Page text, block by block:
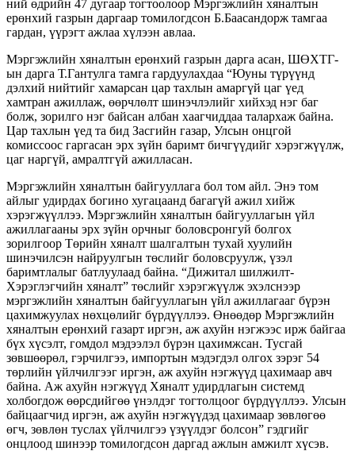
ний өдрийн 47 дугаар тогтоолоор Мэргэжлийн хяналтын
ерөнхий газрын даргаар томилогдсон Б.Баасандорж тамгаа
гардан, үүрэгт ажлаа хүлээн авлаа.
Мэргэжлийн хяналтын ерөнхий газрын дарга асан, ШӨХТГ-
ын дарга Т.Гантулга тамга гардуулахдаа “Юуны түрүүнд
дэлхий нийтийг хамарсан цар тахлын амаргүй цаг үед
хамтран ажиллаж, өөрчлөлт шинэчлэлийг хийхэд нэг баг
болж, зорилго нэг байсан албан хаагчиддаа талархаж байна.
Цар тахлын үед та бид Засгийн газар, Улсын онцгой
комиссоос гаргасан эрх зүйн баримт бичгүүдийг хэрэгжүүлж,
цаг наргүй, амралтгүй ажилласан.
Мэргэжлийн хяналтын байгууллага бол том айл. Энэ том
айлыг удирдах богино хугацаанд багагүй ажил хийж
хэрэгжүүллээ. Мэргэжлийн хяналтын байгууллагын үйл
ажиллагааны эрх зүйн орчныг боловсронгуй болгох
зорилгоор Төрийн хяналт шалгалтын тухай хуулийн
шинэчилсэн найруулгын төслийг боловсруулж, үзэл
баримтлалыг батлуулаад байна. “Дижитал шилжилт-
Хэрэглэгчийн хяналт” төслийг хэрэгжүүлж эхэлснээр
мэргэжлийн хяналтын байгууллагын үйл ажиллагааг бүрэн
цахимжуулах нөхцөлийг бүрдүүллээ. Өнөөдөр Мэргэжлийн
хяналтын ерөнхий газарт иргэн, аж ахуйн нэгжээс ирж байгаа
бүх хүсэлт, гомдол мэдээлэл бүрэн цахимжсан. Тусгай
зөвшөөрөл, гэрчилгээ, импортын мэдэгдэл олгох зэрэг 54
төрлийн үйлчилгээг иргэн, аж ахуйн нэгжүүд цахимаар авч
байна. Аж ахуйн нэгжүүд Хяналт удирдлагын системд
холбогдож өөрсдийгөө үнэлдэг тогтолцоог бүрдүүллээ. Улсын
байцаагчид иргэн, аж ахуйн нэгжүүдэд цахимаар зөвлөгөө
өгч, зөвлөн туслах үйлчилгээ үзүүлдэг болсон” гэдгийг
онцлоод шинээр томилогдсон даргад ажлын амжилт хүсэв.